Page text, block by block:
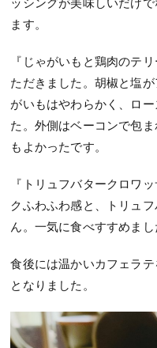
ます。
『じゃがいもと鶏肉のテ
ただきました。胡椒と塩
がいもはやわらかく、ロ
た。外側はベーコンで包
もよかったです。
『トリュフバタークロワ
クふわふわ感と、トリュ
ん。一気に食べすすめまし
食後には温かいカフェラ
となりました。